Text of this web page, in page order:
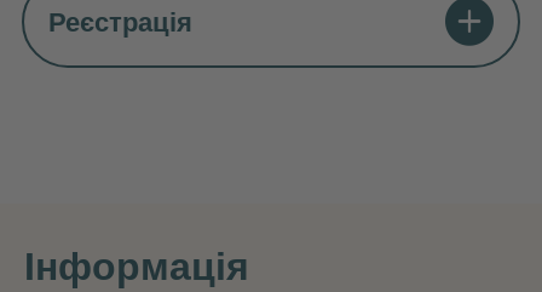
Реєстрація
Інформація